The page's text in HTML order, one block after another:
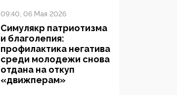
09:40, 06 Мая 2026
Симулякр патриотизма
и благолепия:
профилактика негатива
среди молодежи снова
отдана на откуп
«движперам»